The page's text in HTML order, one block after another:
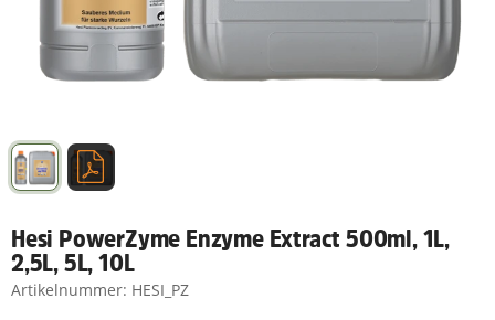
Hesi PowerZyme Enzyme Extract 500ml, 1L,
2,5L, 5L, 10L
Artikelnummer: HESI_PZ